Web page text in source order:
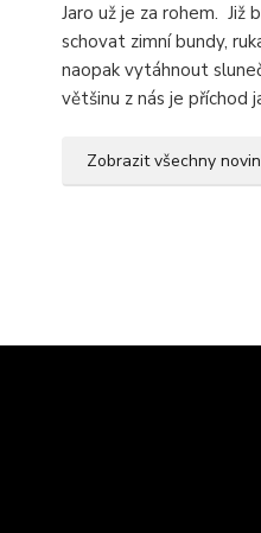
Jaro už je za rohem. Již
schovat zimní bundy,
naopak vytáhnout
většinu z nás je příchod
Zobrazit všechny